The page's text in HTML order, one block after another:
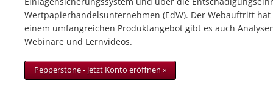
Wertpapierhandelsunternehmen (EdW). Der Webauftritt
einem umfangreichen Produktangebot gibt es auch
Webinare und Lernvideos.
Pepperstone - jetzt Konto eröffnen »